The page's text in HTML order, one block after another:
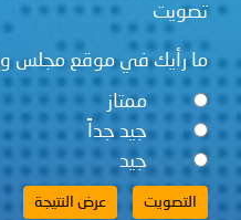
مجلس وزراء الداخلية العرب